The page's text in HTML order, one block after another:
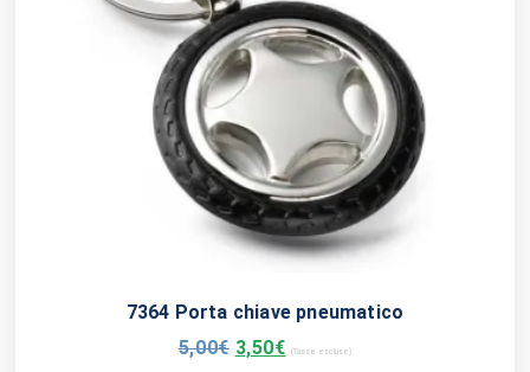
7364 Porta chiave pneumatico
5,00€ 3,50€ (Tasse escluse)